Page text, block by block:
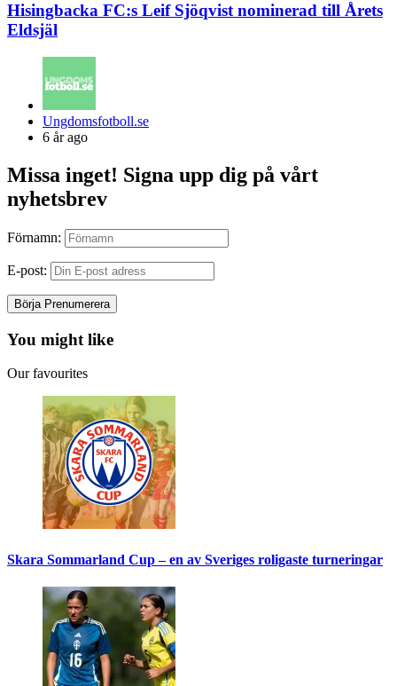
Hisingbacka FC:s Leif Sjöqvist nominerad till Årets
Eldsjäl
Posted
by
Ungdomsfotboll.se
6 år ago
Missa inget! Signa upp dig på vårt
nyhetsbrev
Förnamn:
E-post:
You might like
Our favourites
Skara Sommarland Cup – en av Sveriges roligaste turneringar